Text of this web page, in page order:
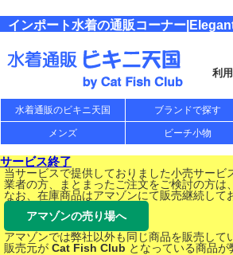
インポート水着の通販コーナー
利
水着通販のビキニ天国 ブランドで探す
メンズ ビーチ小物
サービス終了
当サービスで提供しておりました小売サー
業者の方、まとまったご注文をご検討の方は、
なお、在庫商品はアマゾンにて販売継続して
アマゾンの売り場へ
アマゾンでは弊社以外も同じ商品を販売して
販売元が Cat Fish Club となっている商品